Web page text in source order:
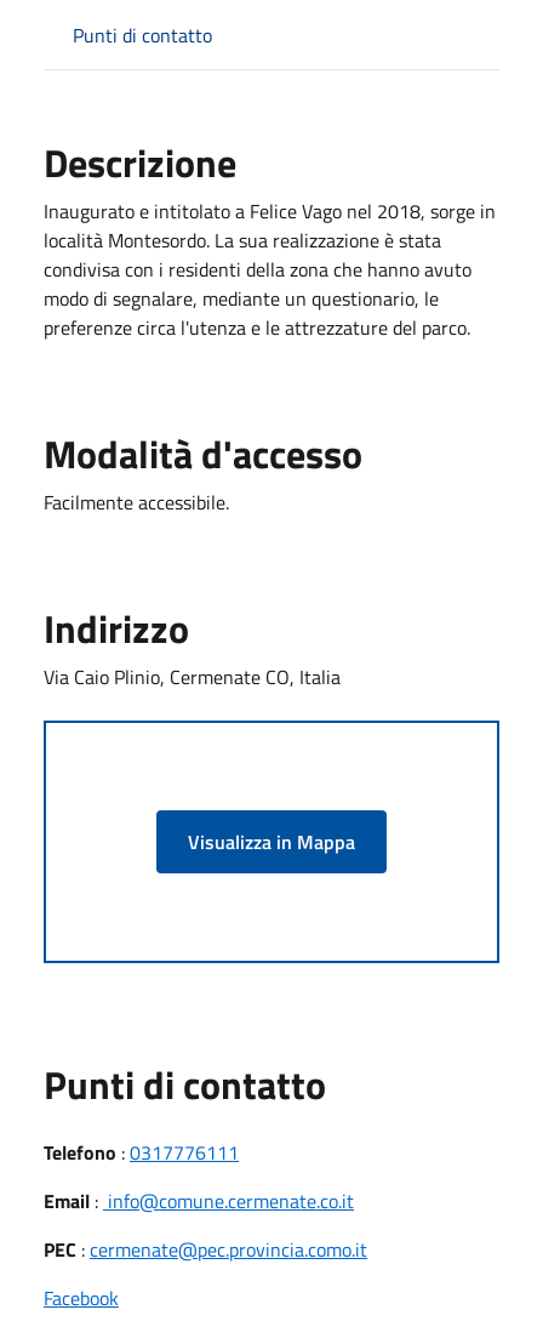
Punti di contatto
Descrizione
Inaugurato e intitolato a Felice Vago nel 2018, sorge in
località Montesordo. La sua realizzazione è stata
condivisa con i residenti della zona che hanno avuto
modo di segnalare, mediante un questionario, le
preferenze circa l'utenza e le attrezzature del parco.
Modalità d'accesso
Facilmente accessibile.
Indirizzo
Via Caio Plinio, Cermenate CO, Italia
Visualizza in Mappa
Punti di contatto
Telefono :0317776111
Email : info@comune.cermenate.co.it
PEC :cermenate@pec.provincia.como.it
Facebook